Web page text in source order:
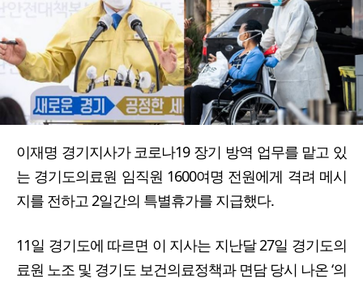
이재명 경기지사가 코로나19 장기 방역 업무를 맡고 있
는 경기도의료원 임직원 1600여명 전원에게 격려 메시
지를 전하고 2일간의 특별휴가를 지급했다.
11일 경기도에 따르면 이 지사는 지난달 27일 경기도의
료원 노조 및 경기도 보건의료정책과 면담 당시 나온 ‘의